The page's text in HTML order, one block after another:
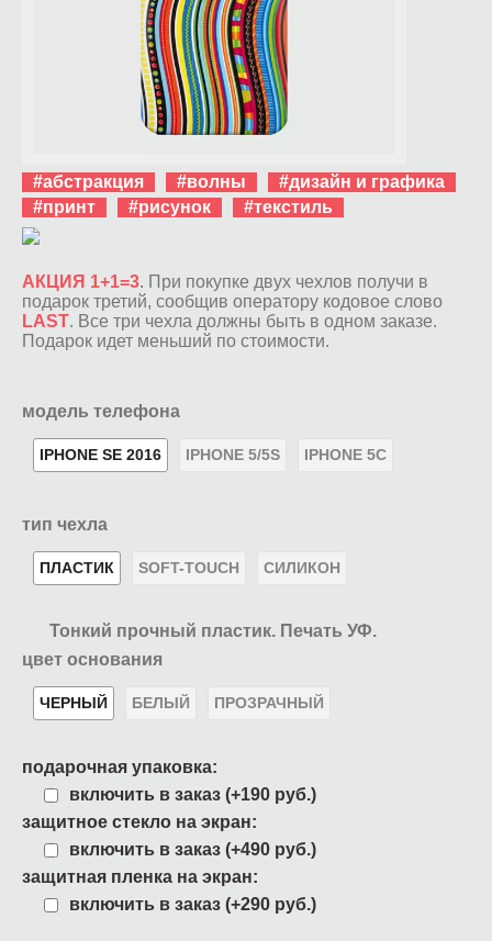
#абстракция #волны
#дизайн и графика
#принт
#рисунок #текстиль
АКЦИЯ 1+1=3. При покупке двух чехлов получи в
подарок третий, сообщив оператору кодовое слово
LAST. Все три чехла должны быть в одном заказе.
Подарок идет меньший по стоимости.
модель телефона
IPHONE SE 2016 IPHONE 5/5S IPHONE 5C
тип чехла
ПЛАСТИК SOFT-TOUCH СИЛИКОН
Тонкий прочный пластик. Печать УФ.
цвет основания
ЧЕРНЫЙ БЕЛЫЙ ПРОЗРАЧНЫЙ
подарочная упаковка:
включить в заказ (+190 руб.)
защитное стекло на экран:
включить в заказ (+490 руб.)
защитная пленка на экран:
включить в заказ (+290 руб.)